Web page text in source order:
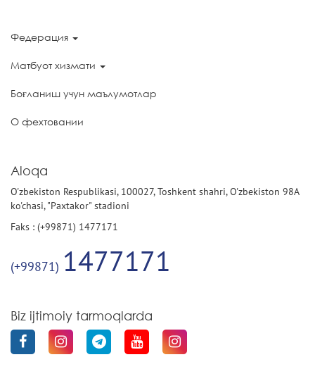
Федерация
Матбуот хизмати
Боғланиш учун маълумотлар
О фехтовании
Aloqa
O'zbekiston Respublikasi, 100027, Toshkent shahri, O'zbekiston 98A
ko'chasi, "Paxtakor" stadioni
Faks : (+99871) 1477171
(+99871) 1477171
Biz ijtimoiy tarmoqlarda